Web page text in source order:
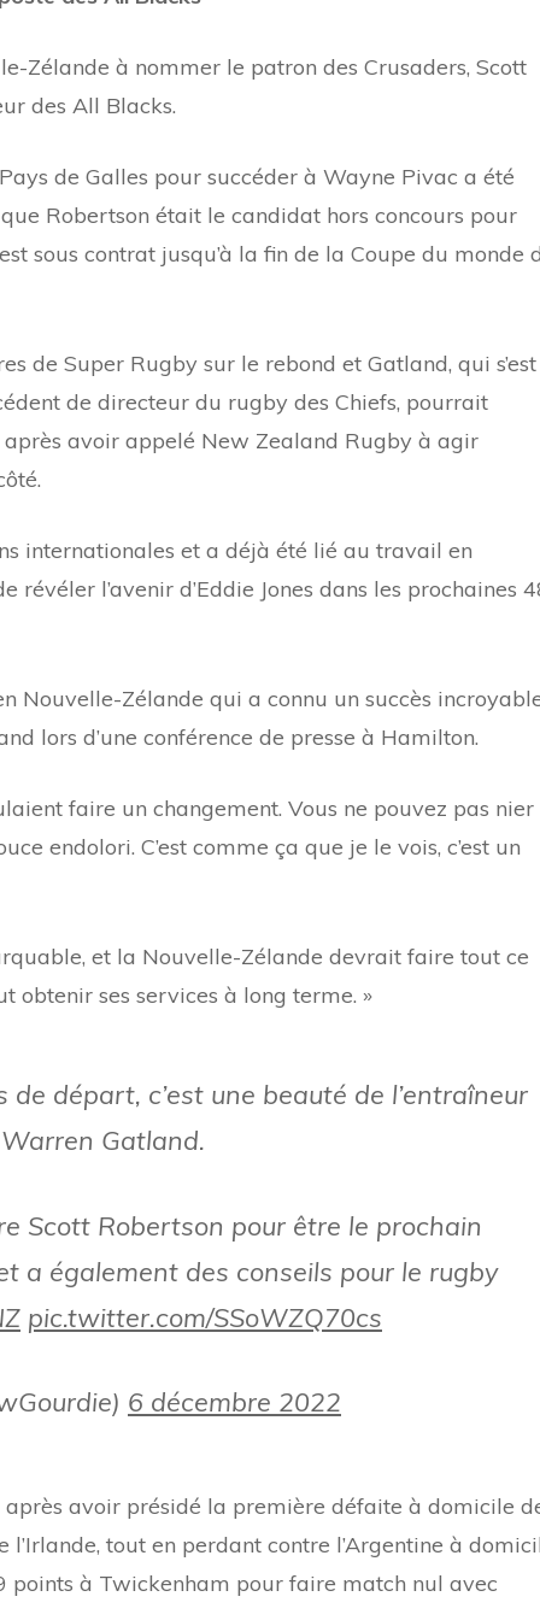
Zélande à nommer le patron des Crusaders, Scott
des All Blacks.
de Galles pour succéder à Wayne Pivac a été
Robertson était le candidat hors concours pour
sous contrat jusqu’à la fin de la Coupe du monde
de Super Rugby sur le rebond et Gatland, qui s’est
de directeur du rugby des Chiefs, pourrait
avoir appelé New Zealand Rugby à agir
internationales et a déjà été lié au travail en
l’avenir d’Eddie Jones dans les prochaines
Nouvelle-Zélande qui a connu un succès
lors d’une conférence de presse à Hamilton.
faire un changement. Vous ne pouvez pas nier
endolori. C’est comme ça que je le vois, c’est un
et la Nouvelle-Zélande devrait faire tout ce
obtenir ses services à long terme. »
de départ, c’est une beauté de l’entraîneur
Gatland.
Scott Robertson pour être le prochain
a également des conseils pour le rugby
pic.twitter.com/SSoWZQ70cs
6 décembre 2022
après avoir présidé la première défaite à domicile
tout en perdant contre l’Argentine à
points à Twickenham pour faire match nul avec